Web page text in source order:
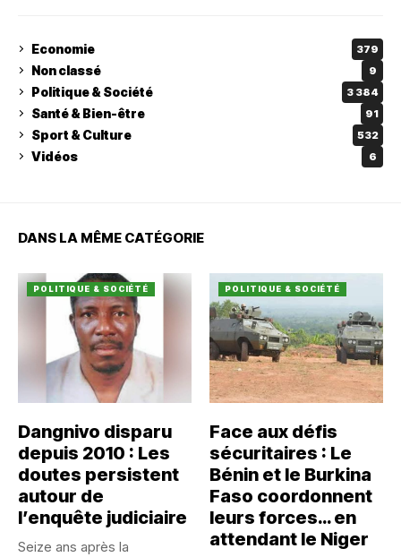
Economie 379
Non classé 9
Politique & Société 3 384
Santé & Bien-être 91
Sport & Culture 532
Vidéos 6
DANS LA MÊME CATÉGORIE
POLITIQUE & SOCIÉTÉ
Dangnivo disparu
depuis 2010 : Les
doutes persistent
autour de
l’enquête judiciaire
Seize ans après la
POLITIQUE & SOCIÉTÉ
Face aux défis
sécuritaires : Le
Bénin et le Burkina
Faso coordonnent
leurs forces… en
attendant le Niger